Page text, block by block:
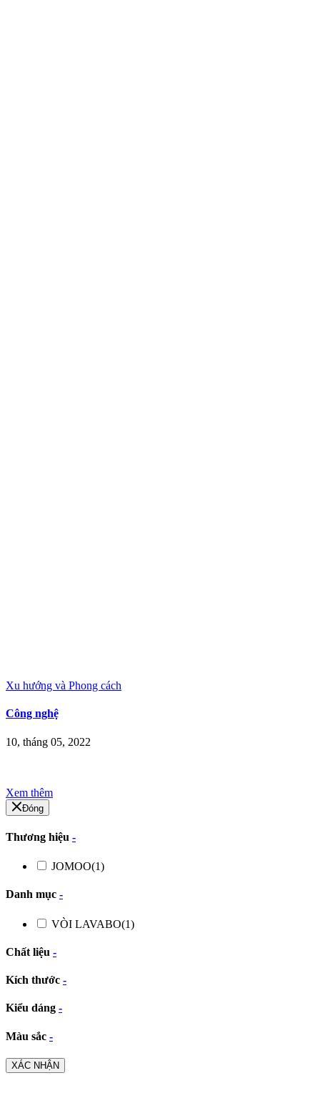
Xu hướng và Phong cách
Công nghệ
10, tháng 05, 2022
Xem thêm
Đóng
Thương hiệu -
JOMOO(1)
Danh mục -
VÒI LAVABO(1)
Chất liệu -
Kích thước -
Kiểu dáng -
Màu sắc -
XÁC NHẬN